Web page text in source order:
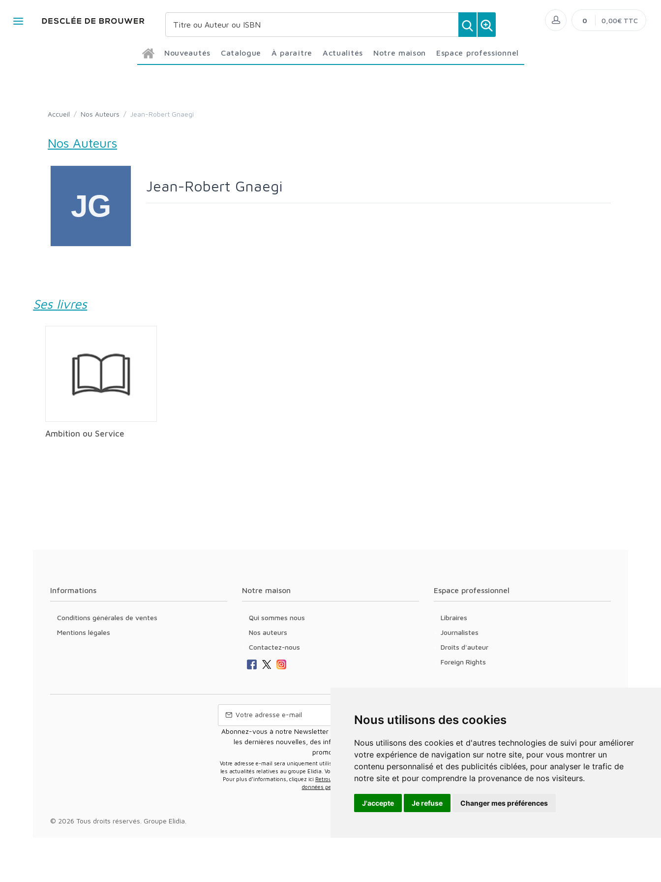
Nous utilisons des cookies
Nous utilisons des cookies et d'autres technologies de suivi pour améliorer
votre expérience de navigation sur notre site, pour vous montrer un
contenu personnalisé et des publicités ciblées, pour analyser le trafic de
notre site et pour comprendre la provenance de nos visiteurs.
J'accepte Je refuse Changer mes préférences
Nouveautés Catalogue À paraître Actualités Notre maison Espace professionnel
0 0,00€ TTC
Accueil / Nos Auteurs / Jean-Robert Gnaegi
Nos Auteurs
Jean-Robert Gnaegi
Ses livres
Ambition ou Service
Informations
Conditions générales de ventes
Mentions légales
Notre maison
Qui sommes nous
Nos auteurs
Contactez-nous
Espace professionnel
Libraires
Journalistes
Droits d'auteur
Foreign Rights
Abonnez-vous à notre Newsletter pour recevoir nos nouvelles offres,
les dernières nouvelles, des informations sur les ventes et les
promotions.
Votre adresse e-mail sera uniquement utilisée pour vous envoyer des informations sur
les actualités relatives au groupe Elidia. Vous pouvez vous désinscrire à tout moment.
Pour plus d’informations, cliquez ici Retrouvez ici notre politique de protection de vos
données personnelles
© 2026 Tous droits réservés. Groupe Elidia